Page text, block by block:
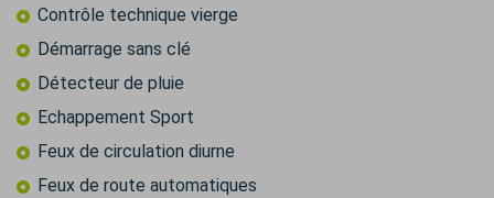
Contrôle technique vierge
Démarrage sans clé
Détecteur de pluie
Echappement Sport
Feux de circulation diurne
Feux de route automatiques